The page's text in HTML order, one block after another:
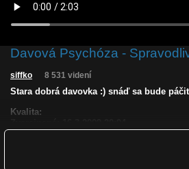
Davová Psychóza -
siffko 8 531 videní
Stara dobrá davovka :) snáď sa bude
Kvalita: